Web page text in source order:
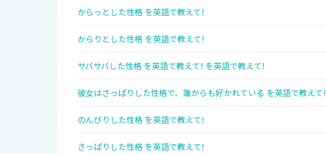
からっとした性格 を英語で教えて!
からりとした性格 を英語で教えて!
サバサバした性格 を英語で教えて! を英語で教えて!
彼女はさっぱりした性格で、誰からも好かれている を英語で教えて!
のんびりした性格 を英語で教えて!
さっぱりした性格 を英語で教えて!